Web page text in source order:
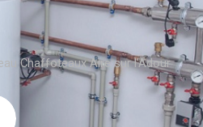
Chaffoteaux Aire sur l'Adour